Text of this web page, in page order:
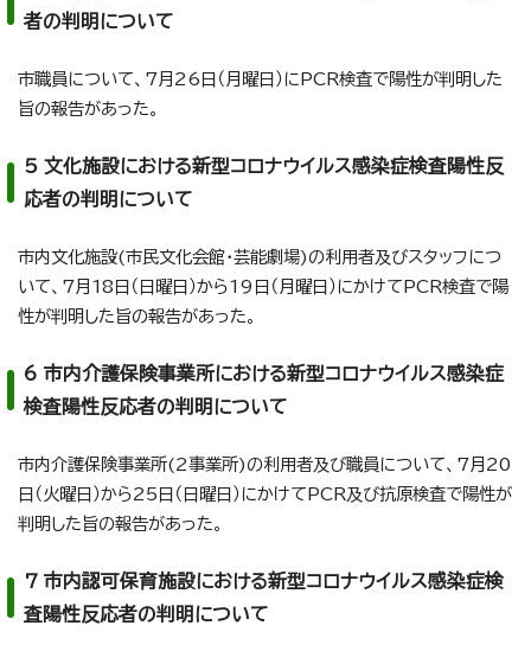
者の判明について
市職員について、7月26日（月曜日）にPCR検査で陽性が判明した
旨の報告があった。
5 文化施設における新型コロナウイルス感染症検査陽性反
応者の判明について
市内文化施設(市民文化会館・芸能劇場)の利用者及びスタッフにつ
いて、7月18日（日曜日）から19日（月曜日）にかけてPCR検査で陽
性が判明した旨の報告があった。
6 市内介護保険事業所における新型コロナウイルス感染症
検査陽性反応者の判明について
市内介護保険事業所(2事業所)の利用者及び職員について、7月20
日（火曜日）から25日（日曜日）にかけてPCR及び抗原検査で陽性が
判明した旨の報告があった。
7 市内認可保育施設における新型コロナウイルス感染症検
査陽性反応者の判明について